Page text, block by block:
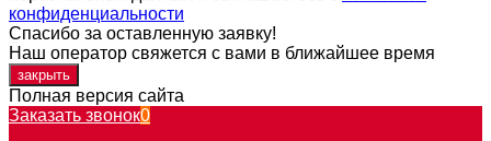
конфиденциальности
Спасибо за оставленную заявку!
Наш оператор свяжется с вами в ближайшее время
закрыть
Полная версия сайта
Заказать звонок0